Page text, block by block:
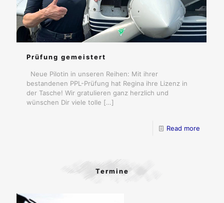
Prüfung gemeistert
Neue Pilotin in unseren Reihen: Mit ihrer
bestandenen PPL-Prüfung hat Regina ihre Lizenz in
der Tasche! Wir gratulieren ganz herzlich und
wünschen Dir viele tolle […]
Read more
Termine